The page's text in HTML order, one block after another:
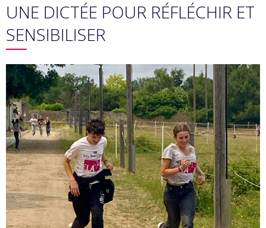
UNE DICTÉE POUR RÉFLÉCHIR ET
SENSIBILISER